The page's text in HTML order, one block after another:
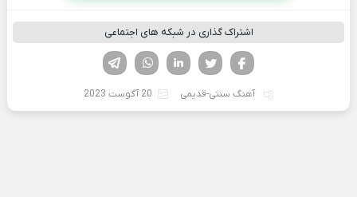
اشتراک گذاری در شبکه های اجتماعی
لینکدین تویتر
فیسوک
آهنگ سنتی-قدیمی 20 آگوست 2023